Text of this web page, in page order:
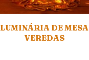
LUMINÁRIA DE MESA
VEREDAS